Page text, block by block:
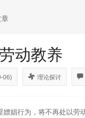
章
动教养
06) 理论探讨
娼行为，将不再处以劳